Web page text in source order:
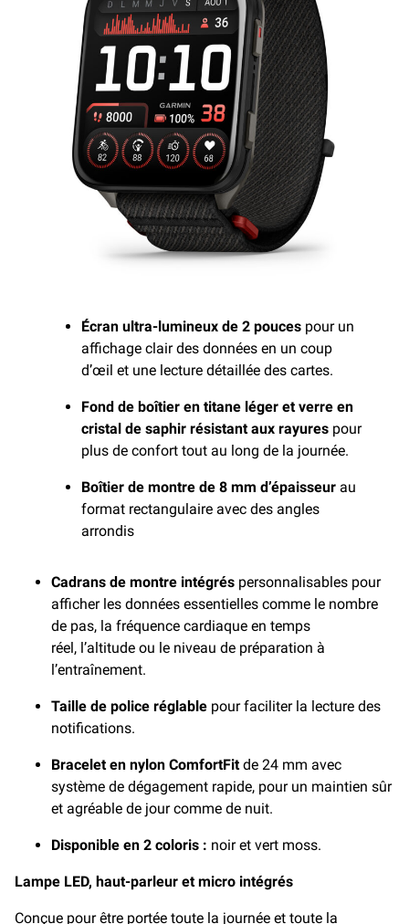
Écran ultra-lumineux de 2 pouces pour un
affichage clair des données en un coup
d’œil et une lecture détaillée des cartes.
Fond de boîtier en titane léger et verre en
cristal de saphir résistant aux rayures pour
plus de confort tout au long de la journée.
Boîtier de montre de 8 mm d’épaisseur au
format rectangulaire avec des angles
arrondis
Cadrans de montre intégrés personnalisables pour
afficher les données essentielles comme le nombre
de pas, la fréquence cardiaque en temps
réel, l’altitude ou le niveau de préparation à
l’entraînement.
Taille de police réglable pour faciliter la lecture des
notifications.
Bracelet en nylon ComfortFitde 24 mm avec
système de dégagement rapide, pour un maintien sûr
et agréable de jour comme de nuit.
Disponible en 2 coloris : noir et vert moss.
Lampe LED, haut-parleur et micro intégrés
Conçue pour être portée toute la journée et toute la